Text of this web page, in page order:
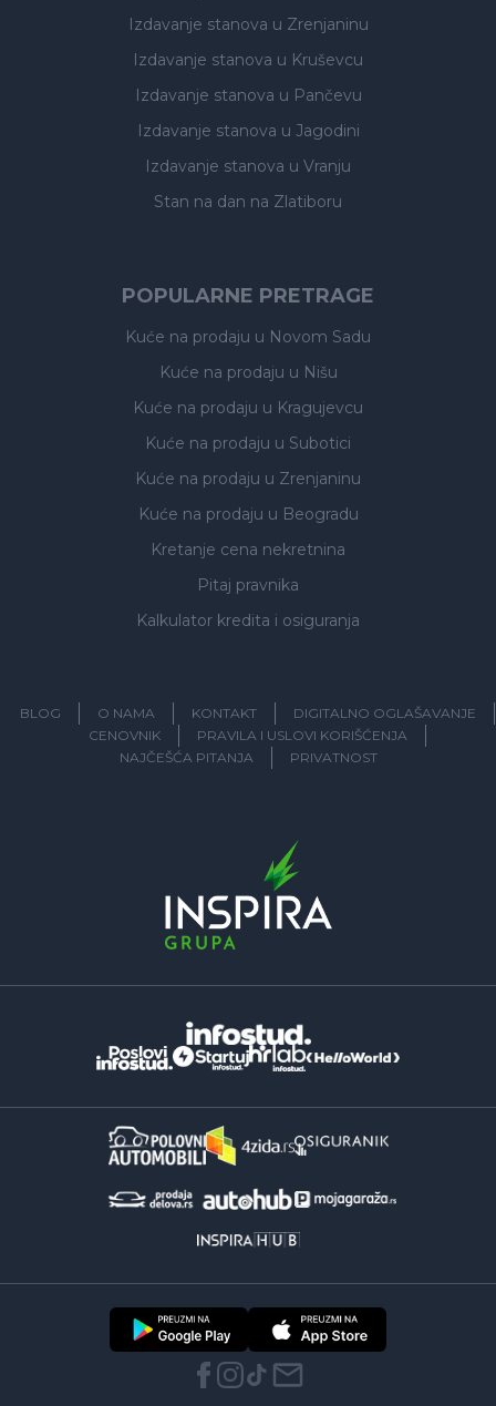
Izdavanje stanova u Zrenjaninu
Izdavanje stanova u Kruševcu
Izdavanje stanova u Pančevu
Izdavanje stanova u Jagodini
Izdavanje stanova u Vranju
Stan na dan na Zlatiboru
POPULARNE PRETRAGE
Kuće na prodaju u Novom Sadu
Kuće na prodaju u Nišu
Kuće na prodaju u Kragujevcu
Kuće na prodaju u Subotici
Kuće na prodaju u Zrenjaninu
Kuće na prodaju u Beogradu
Kretanje cena nekretnina
Pitaj pravnika
Kalkulator kredita i osiguranja
BLOG O NAMA KONTAKT
DIGITALNO OGLAŠAVANJE
CENOVNIK
PRAVILA I USLOVI KORIŠĆENJA
NAJČEŠĆA PITANJA
PRIVATNOST